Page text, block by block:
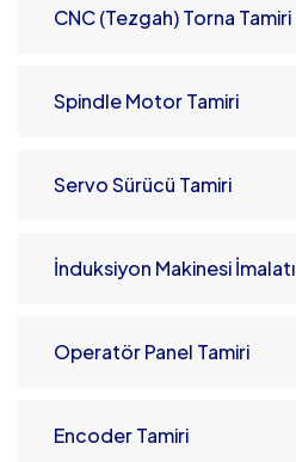
CNC (Tezgah) Torna Tamiri
Spindle Motor Tamiri
Servo Sürücü Tamiri
İnduksiyon Makinesi İmalatı
Operatör Panel Tamiri
Encoder Tamiri